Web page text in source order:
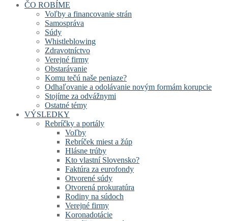
ČO ROBÍME
Voľby a financovanie strán
Samospráva
Súdy
Whistleblowing
Zdravotníctvo
Verejné firmy
Obstarávanie
Komu tečú naše peniaze?
Odhaľovanie a odolávanie novým formám korupcie
Stojíme za odvážnymi
Ostatné témy
VÝSLEDKY
Rebríčky a portály
Voľby
Rebríček miest a žúp
Hlásne trúby
Kto vlastní Slovensko?
Faktúra za eurofondy
Otvorené súdy
Otvorená prokuratúra
Rodiny na súdoch
Verejné firmy
Koronadotácie